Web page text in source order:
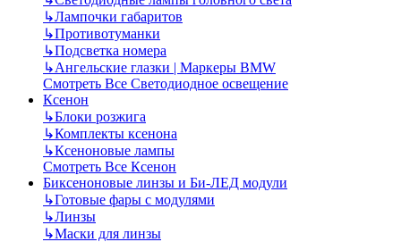
↳Лампочки габаритов
↳Противотуманки
↳Подсветка номера
↳Ангельские глазки | Маркеры BMW
Смотреть Все Светодиодное освещение
Ксенон
↳Блоки розжига
↳Комплекты ксенона
↳Ксеноновые лампы
Смотреть Все Ксенон
Биксеноновые линзы и Би-ЛЕД модули
↳Готовые фары с модулями
↳Линзы
↳Маски для линзы